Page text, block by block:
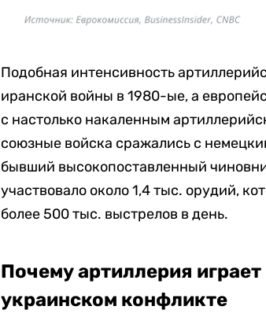
Подобная интенсивность
иранской войны в 1980-ые, а
с настолько накаленным
союзные войска сражались с
бывший высокопоставленный
участвовало около 1,4 тыс. орудий,
более 500 тыс. выстрелов в день.
Почему артиллерия
украинском конфликте